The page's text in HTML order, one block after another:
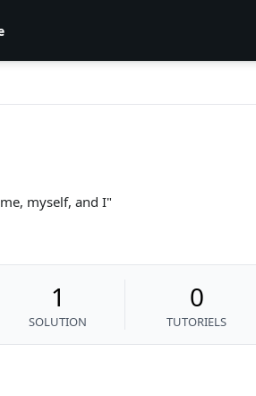
myself, and I
1
SOLUTION
0
TUTORIELS